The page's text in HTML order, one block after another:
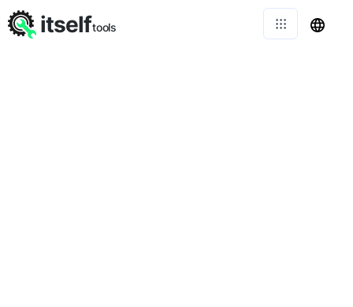
itselftools